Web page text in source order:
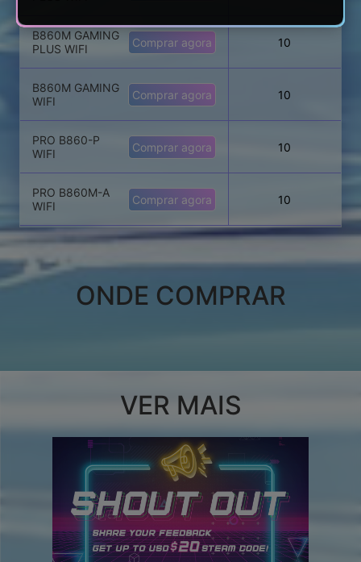
B860M GAMING
PLUS WIFI
Comprar agora 10
B860M GAMING
WIFI
Comprar agora 10
PRO B860-P
WIFI
Comprar agora 10
PRO B860M-A
WIFI
Comprar agora 10
ONDE COMPRAR
VER MAIS